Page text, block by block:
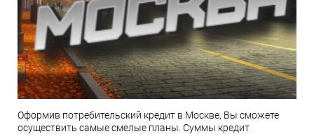
Оформив потребительский кредит в Москве, Вы сможете
осуществить самые смелые планы. Суммы кредит